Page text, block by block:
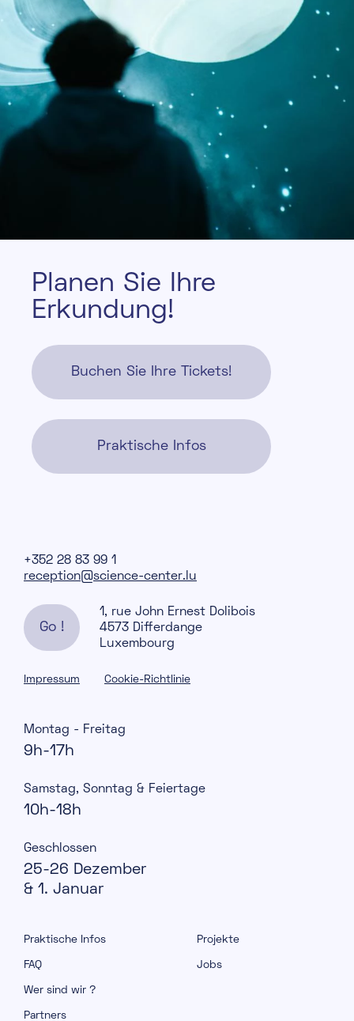
P anen Sie hre
Erkund ung!
Buchen Sie Ihre Tickets!
Praktische Infos
+352 28 83 99 1
reception@science-center.lu
Go !
1, rue John Ernest Dolibois
4573 Differdange
Luxembourg
Impressum Cookie-Richtlinie
Montag - Freitag
9h-17h
Samstag, Sonntag & Feiertage
10h-18h
Geschlossen
25-26 Dezember
& 1. Januar
Praktische Infos
FAQ
Wer sind wir ?
Partners
Projekte
Jobs